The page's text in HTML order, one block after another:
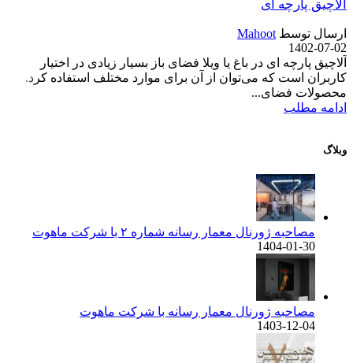
آلاچیق پارچه ‌ای
ارسال توسط Mahoot
1402-07-02
آلاچیق پارچه ‌ای در باغ یا ویلا فضای باز بسیار زیادی در اختیار
کاربران است که می‌توان از آن برای موارد مختلف استفاده کرد.
محصولات فضای...
ادامه مطلب
وبلاگ
مصاحبه ژورنال معمار رسانه شماره ۲ با شرکت ماهوت
1404-01-30
مصاحبه ژورنال معمار رسانه با شرکت ماهوت
1403-12-04